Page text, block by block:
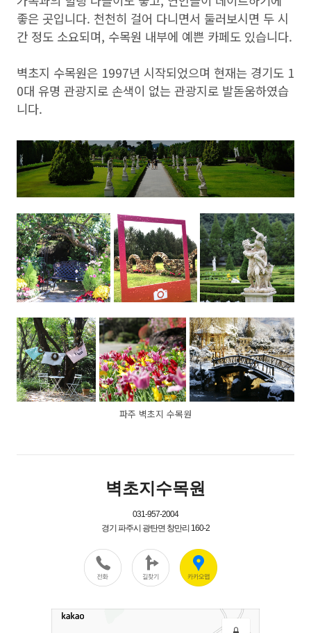
좋은 곳입니다. 천천히 걸어 다니면서 둘러보시면 두 시
간 정도 소요되며, 수목원 내부에 예쁜 카페도 있습니다.
벽초지 수목원은 1997년 시작되었으며 현재는 경기도 1
0대 유명 관광지로 손색이 없는 관광지로 발돋움하였습
니다.
파주 벽초지 수목원